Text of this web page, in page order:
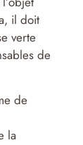
il doit
verte
de
de
la